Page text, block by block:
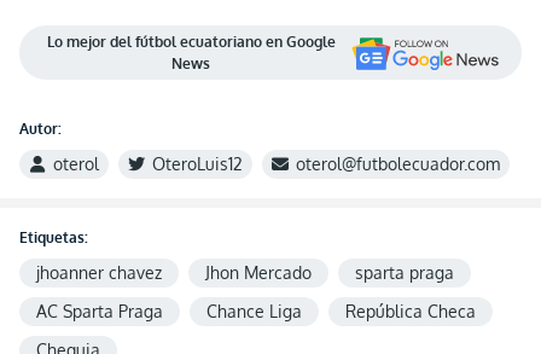
Lo mejor del fútbol ecuatoriano en Google
News
Autor:
oterol OteroLuis12 oterol@futbolecuador.com
Etiquetas:
jhoanner chavez Jhon Mercado
sparta praga
AC Sparta Praga
Chance Liga
República Checa
Chequia